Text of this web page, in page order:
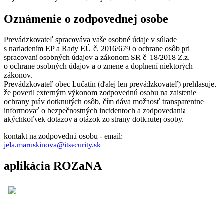
Oznámenie o zodpovednej osobe
Prevádzkovateľ spracováva vaše osobné údaje v súlade
s nariadením EP a Rady EÚ č. 2016/679 o ochrane osôb pri
spracovaní osobných údajov a zákonom SR č. 18/2018 Z.z.
o ochrane osobných údajov a o zmene a doplnení niektorých
zákonov.
Prevádzkovateľ obec Lučatín (ďalej len prevádzkovateľ) prehlasuje,
že poveril externým výkonom zodpovednú osobu na zaistenie
ochrany práv dotknutých osôb, čím dáva možnosť transparentne
informovať o bezpečnostných incidentoch a zodpovedania
akýchkoľvek dotazov a otázok zo strany dotknutej osoby.
kontakt na zodpovednú osobu - email:
jela.maruskinova@itsecurity.sk
aplikácia ROZaNA